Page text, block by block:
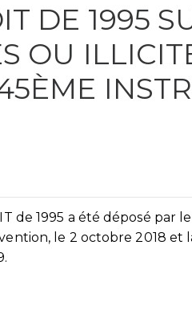
DE 1995
OU
de 1995 a été déposé par
le 2 octobre 2018 et